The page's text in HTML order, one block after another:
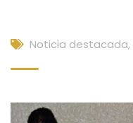
Noticia destacada,